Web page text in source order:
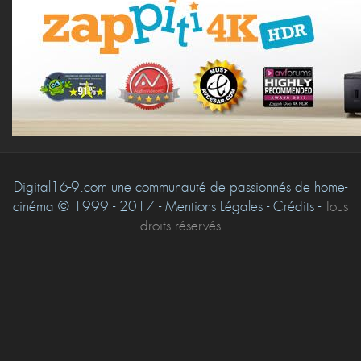
Digital16-9.com une communauté de passionnés de home-
cinéma © 1999 - 2017 - Mentions Légales - Crédits -Tous
droits réservés